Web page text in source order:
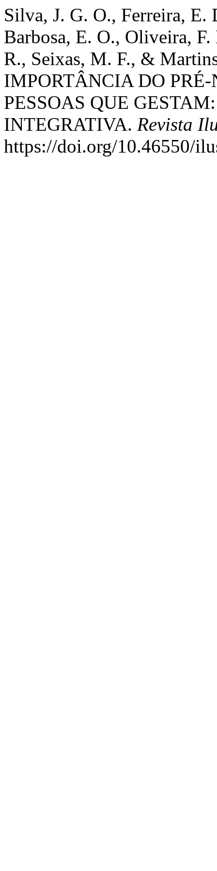
Silva, J. G. O., Ferreira, E.
Barbosa, E. O., Oliveira,
R., Seixas, M. F., &
IMPORTÂNCIA DO
PESSOAS QUE
INTEGRATIVA. Revista
https://doi.org/10.46550/